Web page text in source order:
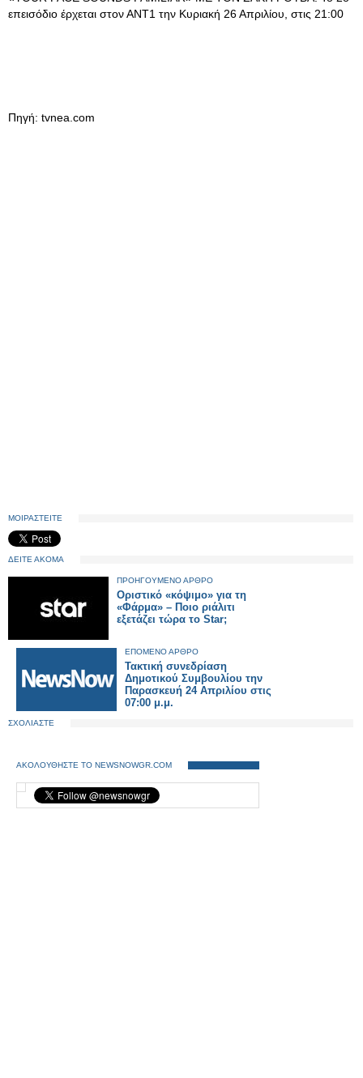
επεισόδιο έρχεται στον ΑΝΤ1 την Κυριακή 26 Απριλίου, στις 21:00
Πηγή: tvnea.com
ΜΟΙΡΑΣΤΕΙΤΕ
ΔΕΙΤΕ ΑΚΟΜΑ
ΠΡΟΗΓΟΥΜΕΝΟ ΑΡΘΡΟ
Οριστικό «κόψιμο» για τη
«Φάρμα» – Ποιο ριάλιτι
εξετάζει τώρα το Star;
ΕΠΟΜΕΝΟ ΑΡΘΡΟ
Τακτική συνεδρίαση
Δημοτικού Συμβουλίου την
Παρασκευή 24 Απριλίου στις
07:00 μ.μ.
ΣΧΟΛΙΑΣΤΕ
ΑΚΟΛΟΥΘΗΣΤΕ ΤΟ NEWSNOWGR.COM